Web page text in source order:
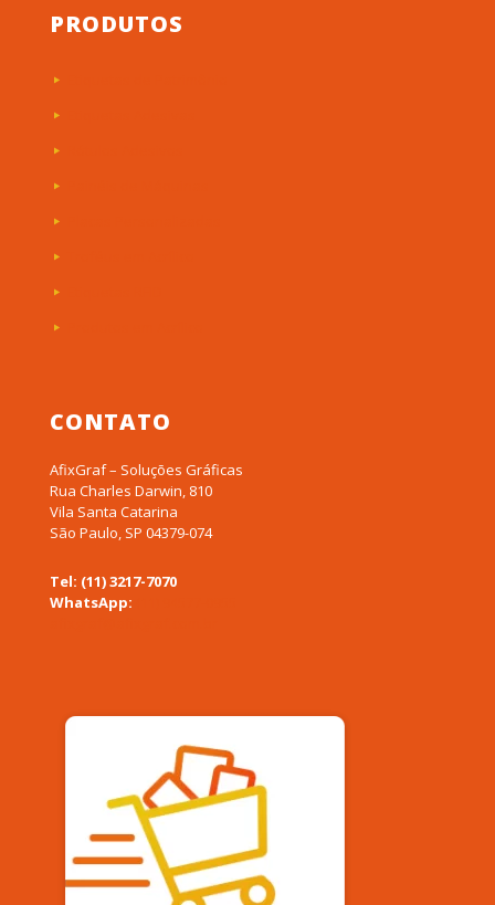
PRODUTOS
CONTATO
AfixGraf – Soluções Gráficas
Rua Charles Darwin, 810
Vila Santa Catarina
São Paulo, SP 04379-074
Tel: (11) 3217-7070
WhatsApp: